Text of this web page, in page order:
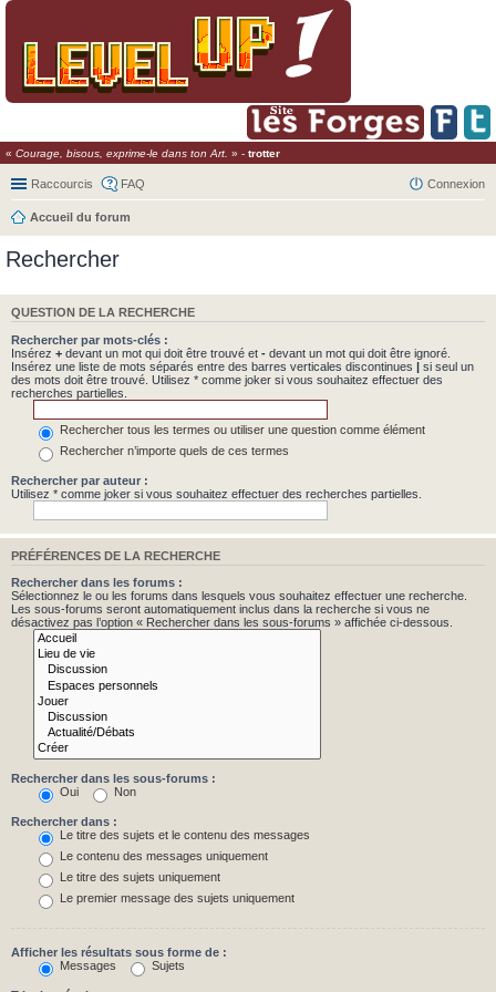
« Courage, bisous, exprime-le dans ton Art. » - trotter
Raccourcis FAQ Connexion
Accueil du forum
Rechercher
QUESTION DE LA RECHERCHE
Rechercher par mots-clés :
Insérez + devant un mot qui doit être trouvé et - devant un mot qui doit être ignoré.
Insérez une liste de mots séparés entre des barres verticales discontinues | si seul un
des mots doit être trouvé. Utilisez * comme joker si vous souhaitez effectuer des
recherches partielles.
Rechercher tous les termes ou utiliser une question comme élément
Rechercher n’importe quels de ces termes
Rechercher par auteur :
Utilisez * comme joker si vous souhaitez effectuer des recherches partielles.
PRÉFÉRENCES DE LA RECHERCHE
Rechercher dans les forums :
Sélectionnez le ou les forums dans lesquels vous souhaitez effectuer une recherche.
Les sous-forums seront automatiquement inclus dans la recherche si vous ne
désactivez pas l’option « Rechercher dans les sous-forums » affichée ci-dessous.
Rechercher dans les sous-forums :
Oui
Non
Rechercher dans :
Le titre des sujets et le contenu des messages
Le contenu des messages uniquement
Le titre des sujets uniquement
Le premier message des sujets uniquement
Afficher les résultats sous forme de :
Messages
Sujets